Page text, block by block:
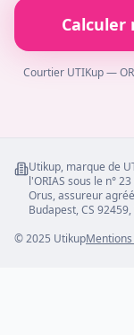
Courtier UTIKup —
Utikup, marque de
l'ORIAS sous le n°
Orus, assureur
Budapest, CS
© 2025 Utikup